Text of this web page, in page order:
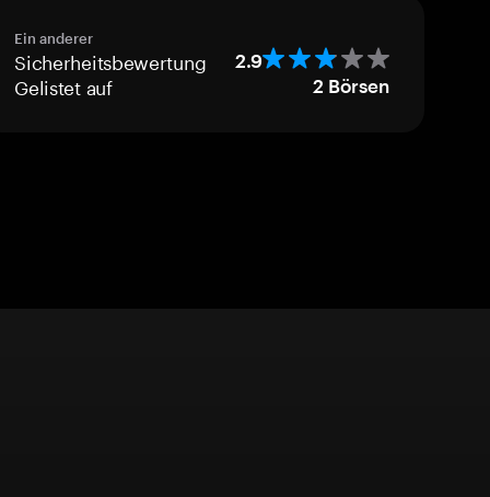
Ein anderer
Sicherheitsbewertung 2.9
Gelistet auf 2 Börsen